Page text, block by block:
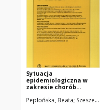
Sytuacja
epidemiologiczna w
zakresie chorób
roku 2002
Pepłońska, Beata